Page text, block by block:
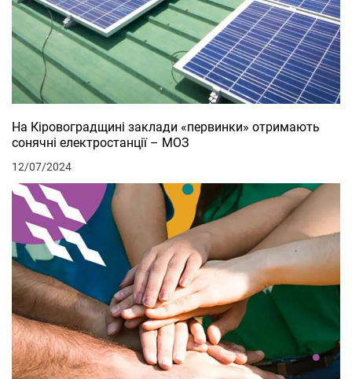
На Кіровоградщині заклади «первинки» отримають
сонячні електростанції – МОЗ
12/07/2024